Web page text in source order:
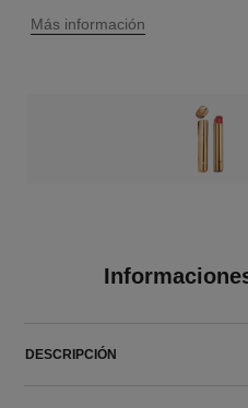
↩
Más información
DESCRIPCIÓN